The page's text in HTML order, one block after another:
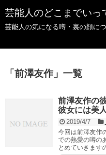
芸能人のどこまでいっ
芸能人の気になる噂・裏の顔に
「 前澤友作」 一覧
前澤友作の
彼女には美
2019/4/7
今回は前澤友作
での熱愛の噂の
とめていきます